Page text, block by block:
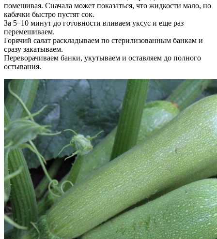
помешивая. Сначала может показаться, что жидкости мало, но
кабачки быстро пустят сок.
За 5–10 минут до готовности вливаем уксус и еще раз
перемешиваем.
Горячий салат раскладываем по стерилизованным банкам и
сразу закатываем.
Переворачиваем банки, укутываем и оставляем до полного
остывания.